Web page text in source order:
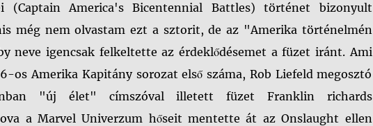
(Captain America's Bicentennial Battles) történet bizonyult
még nem olvastam ezt a sztorit, de az "Amerika történelmén
neve igencsak felkeltette az érdeklődésemet a füzet iránt. Ami
os Amerika Kapitány sorozat első száma, Rob Liefeld megosztó
"új élet" címszóval illetett füzet Franklin richards
a Marvel Univerzum hőseit mentette át az Onslaught ellen